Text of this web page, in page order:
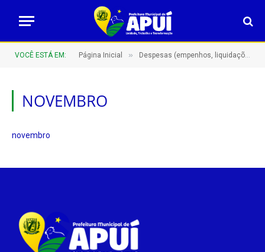
VOCÊ ESTÁ EM: Página Inicial » Despesas (empenhos, liquidações e pagamentos)
NOVEMBRO
novembro